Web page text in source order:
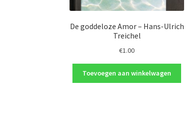
De goddeloze Amor – Hans-Ulrich
Treichel
€1.00
Toevoegen aan winkelwagen